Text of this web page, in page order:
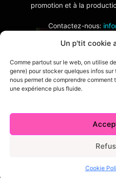
Un p'tit cookie
Comme partout sur le web, on utilise
genre) pour stocker quelques infos
nous permet de comprendre
une expérience plus fluide.
Cookie
promotion et à la
Contactez-nous:
SUIVEZ
Index
© 2026 Horreur Québec.